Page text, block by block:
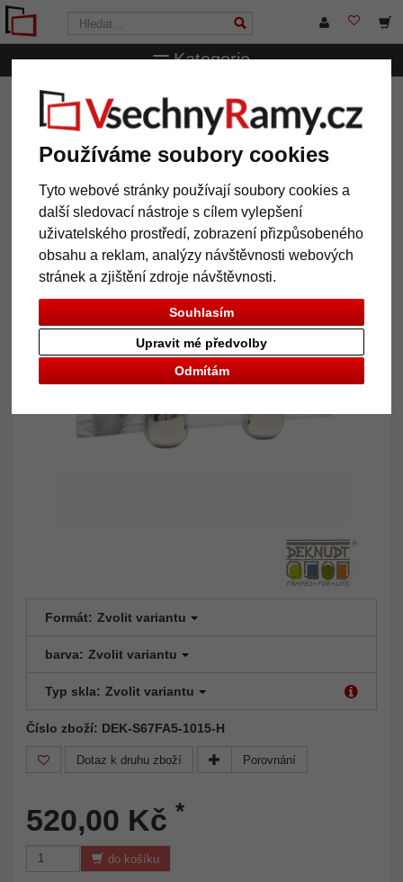
Používáme soubory cookies
Tyto webové stránky používají soubory cookies a
další sledovací nástroje s cílem vylepšení
uživatelského prostředí, zobrazení přizpůsobeného
obsahu a reklam, analýzy návštěvnosti webových
stránek a zjištění zdroje návštěvnosti.
Souhlasím
Odmítám
Upravit mé předvolby
Kategorie
VsechnRamy.cz Značky Deknudt
Klipový rám Kapky
Formát: Zvolit variantu
barva: Zvolit variantu
Typ skla: Zvolit variantu
Číslo zboží: DEK-S67FA5-1015-H
Dotaz k druhu zboží Porovnání
520,00 Kč *
do košíku